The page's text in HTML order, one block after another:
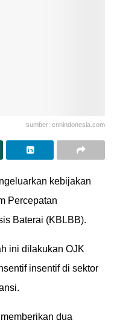
sumber: cnnindonesia.com
kebijakan
Percepatan
Baterai (KBLBB).
ini dilakukan OJK
insentif di sektor
dua